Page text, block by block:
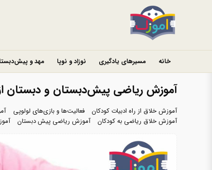
خانه مسیرهای یادگیری نوزاد و نوپا مهد و
آموزش ریاضی پیش‌دبستان و دبستان
آموزش خلاق از راه ادبیات کودکان فعالیت‌ها و بازی‌های لولوپی
آموزش خلاق ریاضی به کودکان
آموزش ریاضی پیش دبستان